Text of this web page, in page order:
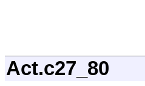
Act.c27_80